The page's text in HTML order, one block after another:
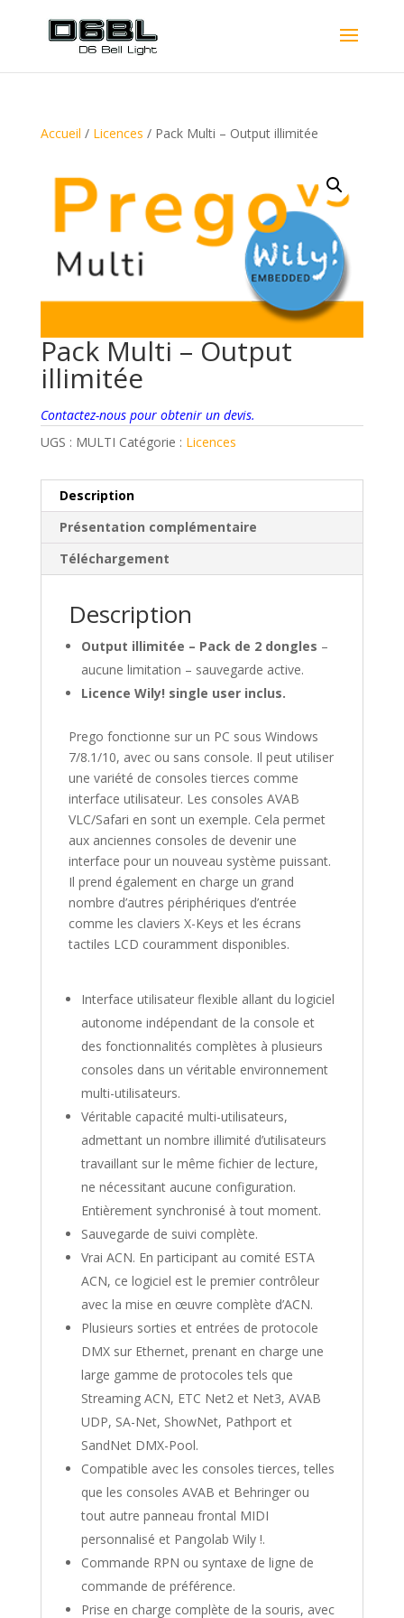
Accueil / Licences / Pack Multi – Output illimitée
Pack Multi – Output
illimitée
Contactez-nous pour obtenir un devis.
UGS : MULTI Catégorie : Licences
Description
Présentation complémentaire
Téléchargement
Description
Output illimitée – Pack de 2 dongles –
aucune limitation – sauvegarde active.
Licence Wily! single user inclus.
Prego fonctionne sur un PC sous Windows
7/8.1/10, avec ou sans console. Il peut utiliser
une variété de consoles tierces comme
interface utilisateur. Les consoles AVAB
VLC/Safari en sont un exemple. Cela permet
aux anciennes consoles de devenir une
interface pour un nouveau système puissant.
Il prend également en charge un grand
nombre d’autres périphériques d’entrée
comme les claviers X-Keys et les écrans
tactiles LCD couramment disponibles.
Interface utilisateur flexible allant du logiciel
autonome indépendant de la console et
des fonctionnalités complètes à plusieurs
consoles dans un véritable environnement
multi-utilisateurs.
Véritable capacité multi-utilisateurs,
admettant un nombre illimité d’utilisateurs
travaillant sur le même fichier de lecture,
ne nécessitant aucune configuration.
Entièrement synchronisé à tout moment.
Sauvegarde de suivi complète.
Vrai ACN. En participant au comité ESTA
ACN, ce logiciel est le premier contrôleur
avec la mise en œuvre complète d’ACN.
Plusieurs sorties et entrées de protocole
DMX sur Ethernet, prenant en charge une
large gamme de protocoles tels que
Streaming ACN, ETC Net2 et Net3, AVAB
UDP, SA-Net, ShowNet, Pathport et
SandNet DMX-Pool.
Compatible avec les consoles tierces, telles
que les consoles AVAB et Behringer ou
tout autre panneau frontal MIDI
personnalisé et Pangolab Wily !.
Commande RPN ou syntaxe de ligne de
commande de préférence.
Prise en charge complète de la souris, avec